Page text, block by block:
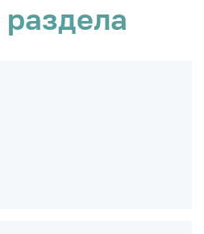
раздела